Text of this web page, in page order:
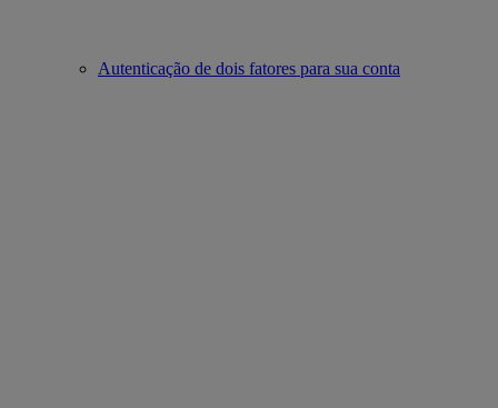
Autenticação de dois fatores para sua conta